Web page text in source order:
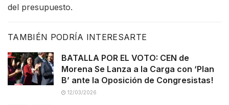
del presupuesto.
TAMBIÉN PODRÍA INTERESARTE
BATALLA POR EL VOTO: CEN de
Morena Se Lanza a la Carga con ‘Plan
B’ ante la Oposición de Congresistas!
12/03/2026